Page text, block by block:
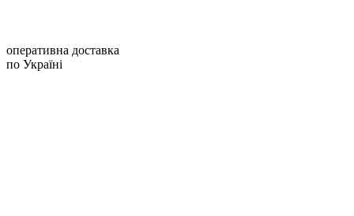
оперативна доставка
по Україні